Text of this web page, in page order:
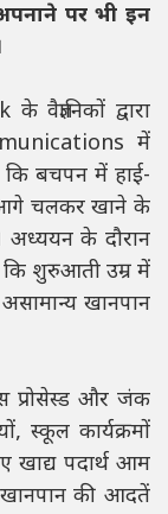
पर भी इन
द्वारा
में
कि बचपन में हाई-
आगे चलकर खाने के
अध्ययन के दौरान
शुरुआती उम्र में
खानपान
प्रोसेस्ड और जंक
स्कूल कार्यक्रमों
पदार्थ आम
की आदतें